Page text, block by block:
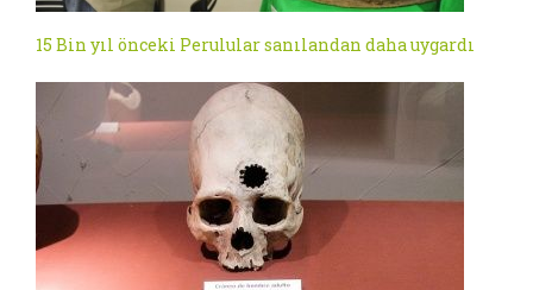
15 Bin yıl önceki Perulular sanılandan daha uygardı